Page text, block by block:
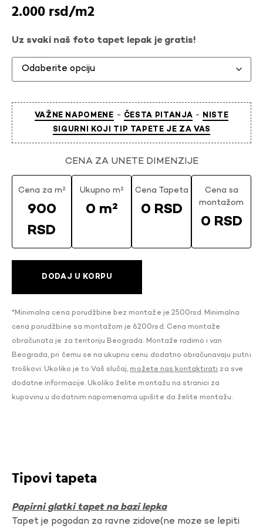
2.000rsd
Uz svaki naš foto tapet lepak je gratis!
VAŽNE NAPOMENE - ČESTA PITANJA -
NISTE
SIGURNI KOJI TIP TAPETE JE ZA VAS
CENA ZA UNETE DIMENZIJE
Cena za m²
900
RSD
Ukupno m²
0 m²
Cena Tapeta
0 RSD
Cena sa
montažom
0 RSD
DODAJ U KORPU
*Minimalna cena porudžbine bez montaže je 2500rsd. Minimalna
cena porudžbine sa montažom je 6200rsd. Cena montaže
obračunata je za teritoriju Beograda. Montaže radimo i van
Beograda, pri čemu se na ukupnu cenu dodatno obračunavaju putni
troškovi. Ukoliko je to Vaš slučaj, možete nas kontaktirati za sve
dodatne informacije. Ukoliko želite montažu na stranici za
kupovinu u dodatnim napomenama upišite da želite montažu.
Tipovi tapeta
Papirni glatki tapet na bazi lepka
Tapet je pogodan za ravne zidove(ne moze se lepiti